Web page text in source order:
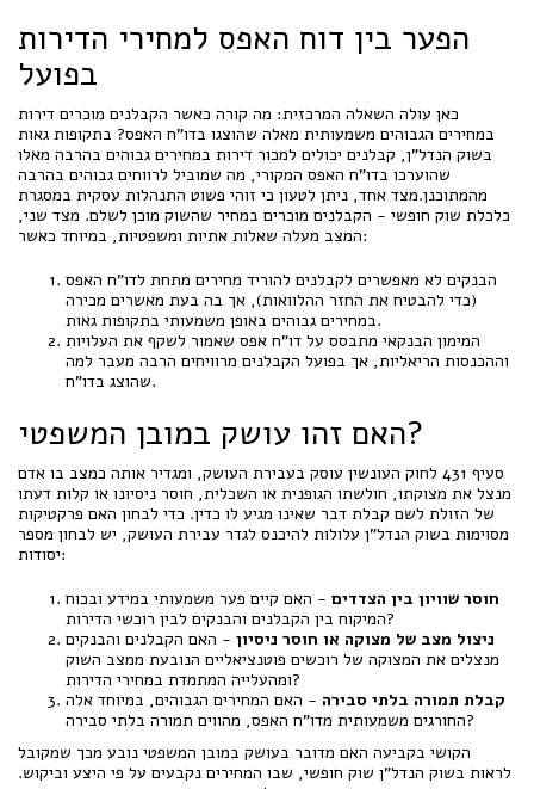
הפער בין דוח האפס למחירי הדירות
בפועל
כאן עולה השאלה המרכזית: מה קורה כאשר הקבלנים מוכרים דירות
במחירים הגבוהים משמעותית מאלה שהוצגו בדו"ח האפס? בתקופות גאות
בשוק הנדל"ן, קבלנים יכולים למכור דירות במחירים גבוהים בהרבה מאלו
שהוערכו בדו"ח האפס המקורי, מה שמוביל לרווחים גבוהים בהרבה
מהמתוכנן.מצד אחד, ניתן לטעון כי זוהי פשוט התנהלות עסקית במסגרת
כלכלת שוק חופשי - הקבלנים מוכרים במחיר שהשוק מוכן לשלם. מצד שני,
המצב מעלה שאלות אתיות ומשפטיות, במיוחד כאשר:
הבנקים לא מאפשרים לקבלנים להוריד מחירים מתחת לדו"ח האפס
(כדי להבטיח את החזר ההלוואות), אך בה בעת מאשרים מכירה
במחירים גבוהים באופן משמעותי בתקופות גאות.
המימון הבנקאי מתבסס על דו"ח אפס שאמור לשקף את העלויות
וההכנסות הריאליות, אך בפועל הקבלנים מרוויחים הרבה מעבר למה
שהוצג בדו"ח.
האם זהו עושק במובן המשפטי?
סעיף 431 לחוק העונשין עוסק בעבירת העושק, ומגדיר אותה כמצב בו אדם
מנצל את מצוקתו, חולשתו הגופנית או השכלית, חוסר ניסיונו או קלות דעתו
של הזולת לשם קבלת דבר שאינו מגיע לו כדין. כדי לבחון האם פרקטיקות
מסוימות בשוק הנדל"ן עלולות להיכנס לגדר עבירת העושק, יש לבחון מספר
יסודות:
חוסר שוויון בין הצדדים - האם קיים פער משמעותי במידע ובכוח
המיקוח בין הקבלנים והבנקים לבין רוכשי הדירות?
ניצול מצב של מצוקה או חוסר ניסיון - האם הקבלנים והבנקים
מנצלים את המצוקה של רוכשים פוטנציאליים הנובעת ממצב השוק
ומהעלייה המתמדת במחירי הדירות?
קבלת תמורה בלתי סבירה - האם המחירים הגבוהים, במיוחד אלה
החורגים משמעותית מדו"ח האפס, מהווים תמורה בלתי סבירה?
הקושי בקביעה האם מדובר בעושק במובן המשפטי נובע מכך שמקובל
לראות בשוק הנדל"ן שוק חופשי, שבו המחירים נקבעים על פי היצע וביקוש.